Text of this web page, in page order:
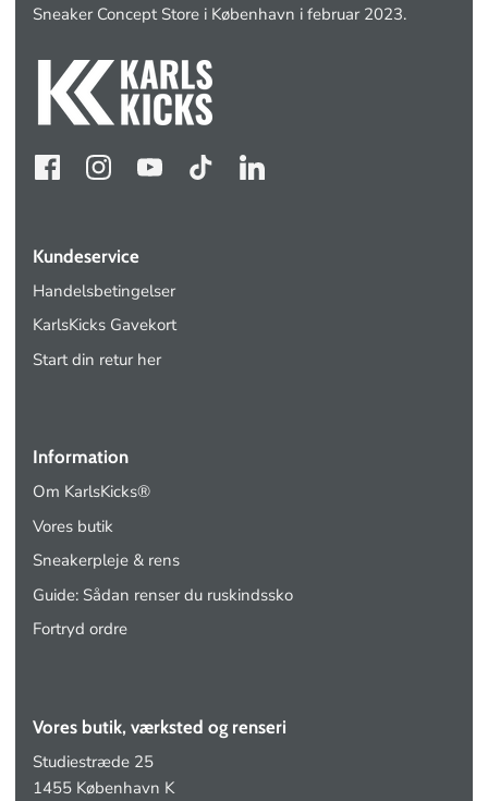
Sneaker Concept Store i København i februar 2023.
Kundeservice
Handelsbetingelser
KarlsKicks Gavekort
Start din retur her
Information
Om KarlsKicks®
Vores butik
Sneakerpleje & rens
Guide: Sådan renser du ruskindssko
Fortryd ordre
Vores butik, værksted og renseri
Studiestræde 25
1455 København K